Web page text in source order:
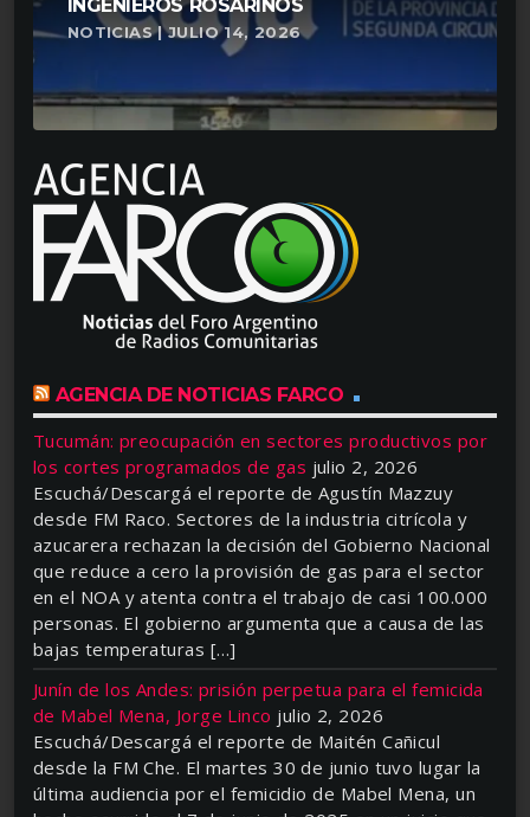
INGENIEROS ROSARINOS
NOTICIAS | JULIO 14, 2026
AGENCIA DE NOTICIAS FARCO
Tucumán: preocupación en sectores productivos por
los cortes programados de gas julio 2, 2026
Escuchá/Descargá el reporte de Agustín Mazzuy
desde FM Raco. Sectores de la industria citrícola y
azucarera rechazan la decisión del Gobierno Nacional
que reduce a cero la provisión de gas para el sector
en el NOA y atenta contra el trabajo de casi 100.000
personas. El gobierno argumenta que a causa de las
bajas temperaturas […]
Junín de los Andes: prisión perpetua para el femicida
de Mabel Mena, Jorge Linco julio 2, 2026
Escuchá/Descargá el reporte de Maitén Cañicul
desde la FM Che. El martes 30 de junio tuvo lugar la
última audiencia por el femicidio de Mabel Mena, un